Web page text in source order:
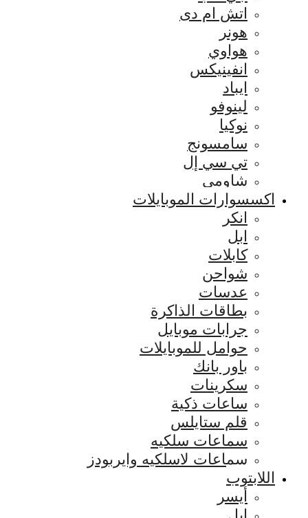
اتش ام دى
هونر
هواوي
انفينيكس
ايباد
لينوفو
نوكيا
سامسونج
تي سي إل
شاومي
اكسسوارات الموبايلات
انكر
ابل
كابلات
شواحن
عدسات
بطاقات الذاكرة
جرابات موبايل
حوامل للموبايلات
باور بانك
سكرينات
ساعات ذكية
قلم ستايلس
سماعات سلكيه
سماعات لاسلكيه وايربودز
اللابتوب
أيسر